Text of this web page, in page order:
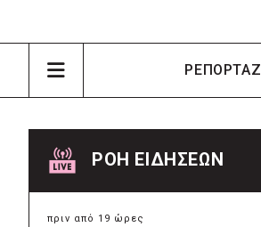
ΡΕΠΟΡΤΑΖ
ΡΟΗ ΕΙΔΗΣΕΩΝ
πριν από 19 ώρες